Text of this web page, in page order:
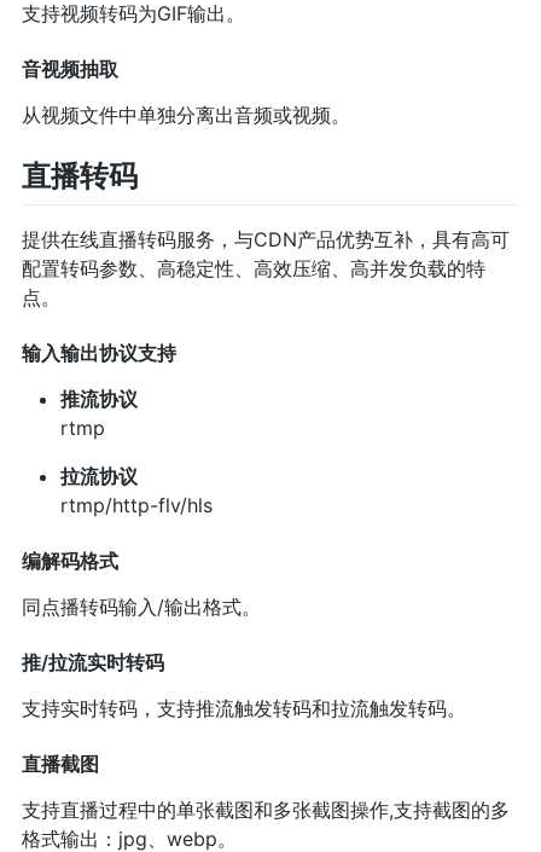
支持视频转码为GIF输出。
音视频抽取
从视频文件中单独分离出音频或视频。
直播转码
提供在线直播转码服务，与CDN产品优势互补，具有高可
配置转码参数、高稳定性、高效压缩、高并发负载的特
点。
输入输出协议支持
推流协议
rtmp
拉流协议
rtmp/http-flv/hls
编解码格式
同点播转码输入/输出格式。
推/拉流实时转码
支持实时转码，支持推流触发转码和拉流触发转码。
直播截图
支持直播过程中的单张截图和多张截图操作,支持截图的多
格式输出：jpg、webp。